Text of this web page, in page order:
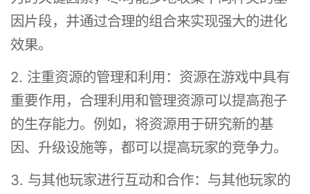
因片段，并通过合理的组合来实现强大的进化
效果。
2. 注重资源的管理和利用：资源在游戏中具有
重要作用，合理利用和管理资源可以提高孢子
的生存能力。例如，将资源用于研究新的基
因、升级设施等，都可以提高玩家的竞争力。
3. 与其他玩家进行互动和合作：与其他玩家的